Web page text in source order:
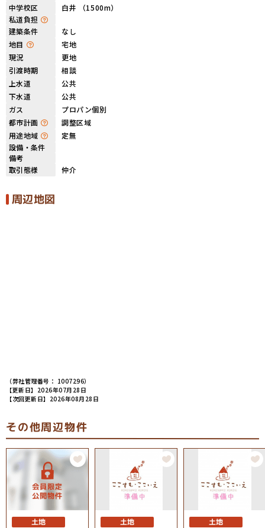
中学校区
白井 （1500m）
私道負担
建築条件
なし
地目
宅地
現況
更地
引渡時期
相談
上水道
公共
下水道
公共
ガス
プロパン個別
都市計画
調整区域
用途地域
定無
設備・条件
備考
取引態様
仲介
周辺地図
（弊社管理番号： 1007296）
【更新日】2026年07月28日
【次回更新日】2026年08月28日
その他周辺物件
土地 土地 土地